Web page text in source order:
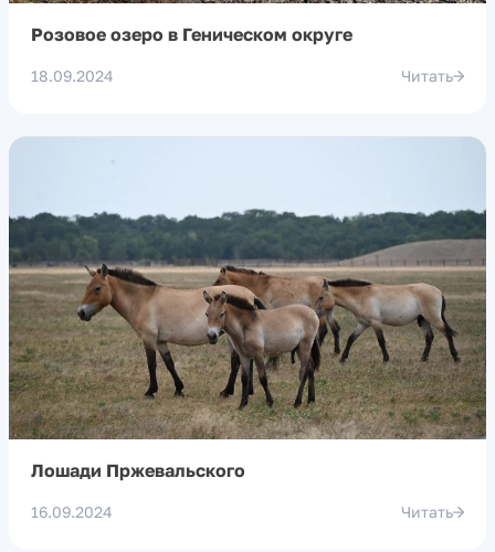
Розовое озеро в Геническом округе
18.09.2024 Читать
Лошади Пржевальского
16.09.2024 Читать